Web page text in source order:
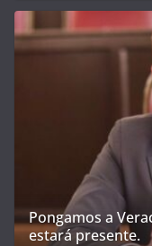
Pongamos a
estará presente.